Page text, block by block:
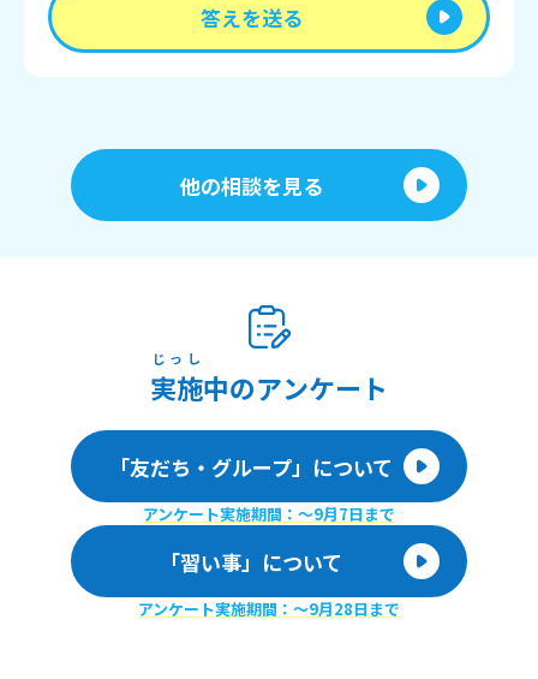
答えを送る
他の相談を見る
実施
じっし
中のアンケート
「友だち・グループ」について
アンケート実施期間：〜9月7日まで
「習い事」について
アンケート実施期間：〜9月28日まで